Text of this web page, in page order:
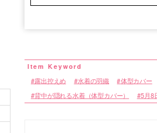
露出控えめ 水着の羽織 体型カバー
背中が隠れる水着（体型カバー） 5月8